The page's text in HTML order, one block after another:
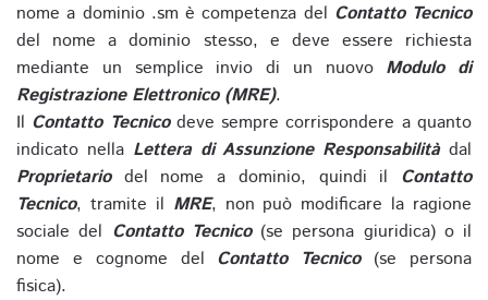
nome a dominio .sm è competenza del Contatto Tecnico
del nome a dominio stesso, e deve essere richiesta
mediante un semplice invio di un nuovo Modulo di
Registrazione Elettronico (MRE).
Il Contatto Tecnicodeve sempre corrispondere a quanto
indicato nella Lettera di Assunzione Responsabilitàdal
Proprietariodel nome a dominio, quindi il Contatto
Tecnico, tramite il MRE, non può modificare la ragione
sociale del Contatto Tecnico(se persona giuridica) o il
nome e cognome del Contatto Tecnico(se persona
fisica).